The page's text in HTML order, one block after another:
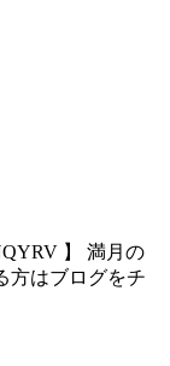
】 満月の
方はブログをチ